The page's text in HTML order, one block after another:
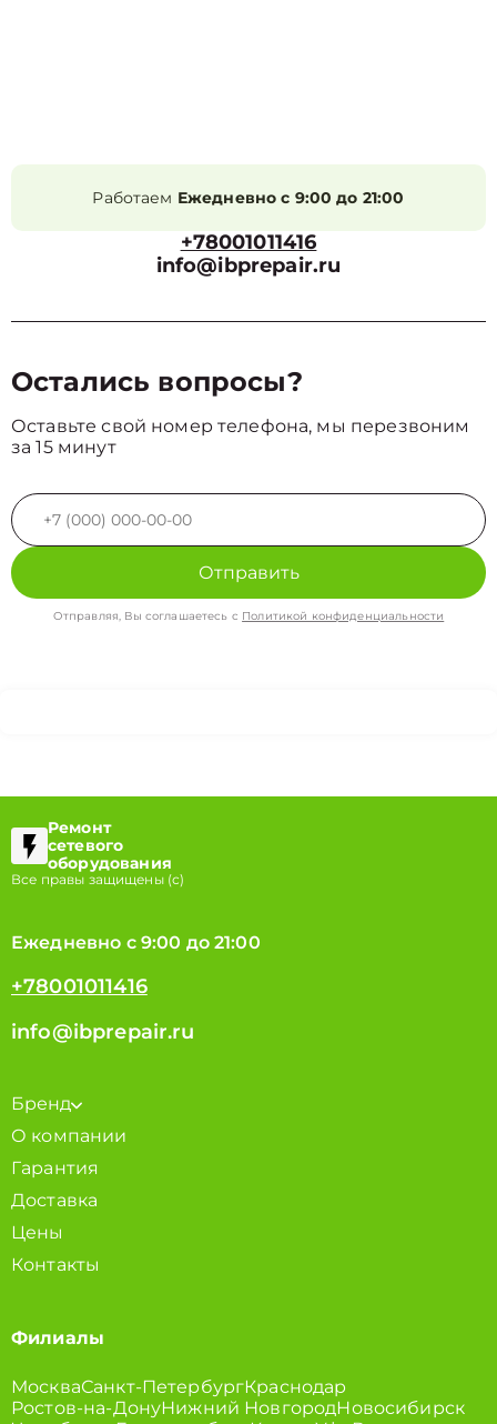
Работаем Ежедневно с 9:00 до 21:00
+78001011416
info@ibprepair.ru
Остались вопросы?
Оставьте свой номер телефона, мы перезвоним
за 15 минут
Отправить
Отправляя, Вы соглашаетесь с Политикой конфиденциальности
Ремонт
сетевого
оборудования
Все правы защищены (с)
Ежедневно с 9:00 до 21:00
+78001011416
info@ibprepair.ru
Бренд
О компании
Гарантия
Доставка
Цены
Контакты
Филиалы
МоскваСанкт-ПетербургКраснодар
Ростов-на-ДонуНижний НовгородНовосибирск